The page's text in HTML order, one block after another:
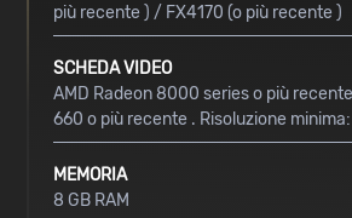
più recente ) / FX4170 (o più recente )
SCHEDA VIDEO
AMD Radeon 8000 series o più
660 o più recente . Risoluzione
MEMORIA
8 GB RAM